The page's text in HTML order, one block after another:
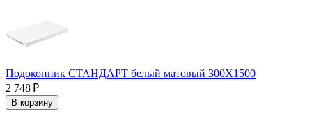
Подоконник СТАНДАРТ белый матовый 300Х1500
2 748 ₽
В корзину